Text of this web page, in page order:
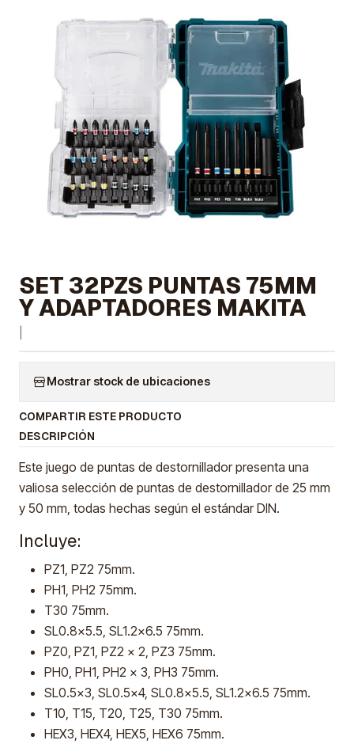
SET 32PZS PUNTAS 75MM
Y ADAPTADORES MAKITA
Mostrar stock de ubicaciones
COMPARTIR ESTE PRODUCTO
DESCRIPCIÓN
Este juego de puntas de destornillador presenta una
valiosa selección de puntas de destornillador de 25 mm
y 50 mm, todas hechas según el estándar DIN.
Incluye:
PZ1, PZ2 75mm.
PH1, PH2 75mm.
T30 75mm.
SL0.8x5.5, SL1.2x6.5 75mm.
PZ0, PZ1, PZ2 x 2, PZ3 75mm.
PH0, PH1, PH2 x 3, PH3 75mm.
SL0.5x3, SL0.5x4, SL0.8x5.5, SL1.2x6.5 75mm.
T10, T15, T20, T25, T30 75mm.
HEX3, HEX4, HEX5, HEX6 75mm.